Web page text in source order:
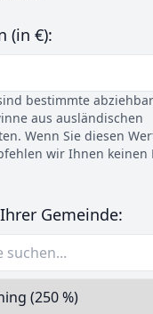
(in €):
bestimmte
aus ausländischen
Wenn Sie diesen
wir Ihnen keinen
Gemeinde: